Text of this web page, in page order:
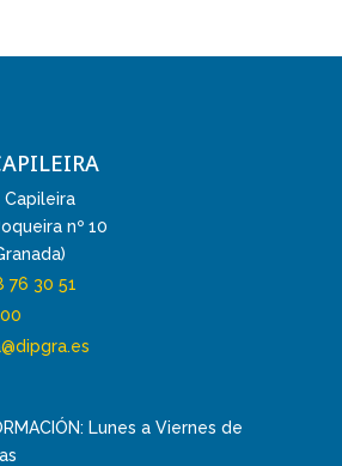
nº 10
76 30 51
Lunes a Viernes de